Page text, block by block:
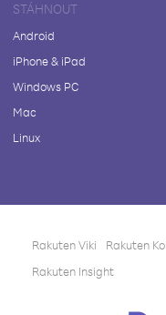
STÁHNOUT
Android
iPhone & iPad
Windows PC
Mac
Linux
Rakuten Viki Rakuten
Rakuten Insight